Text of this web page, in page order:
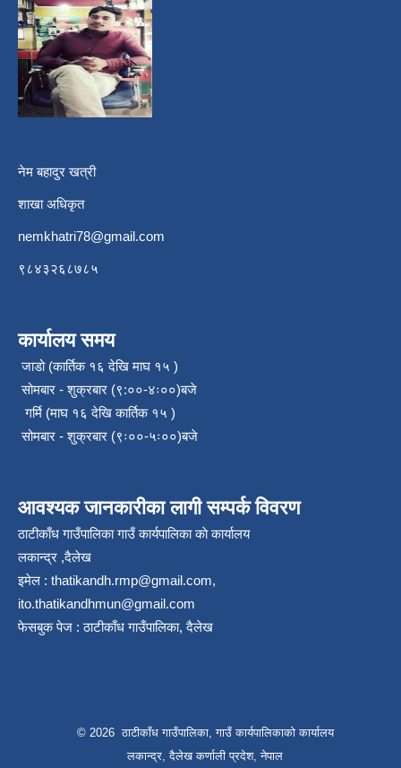
नेम बहादुर खत्री
शाखा अधिकृत
nemkhatri78@gmail.com
९८४३२६८७८५
कार्यालय समय
जाडो (कार्तिक १६ देखि माघ १५ )
सोमबार - शुक्रबार (९:००-४ः००)बजे
गर्मि (माघ १६ देखि कार्तिक १५ )
सोमबार - शुक्रबार (९ः००-५ः००)बजे
आवश्यक जानकारीका लागी सम्पर्क विवरण
ठाटीकाँध गाउँपालिका गाउँ कार्यपालिका काे कार्यालय
लकान्द्र ,दैलेख
इमेल : thatikandh.rmp@gmail.com,
ito.thatikandhmun@gmail.com
फेसबुक पेज : ठाटीकाँध गाउँपालिका, दैलेख
© 2026 ठाटीकाँध गाउँपालिका, गाउँ कार्यपालिकाको कार्यालय
लकान्द्र, दैलेख कर्णाली प्रदेश, नेपाल